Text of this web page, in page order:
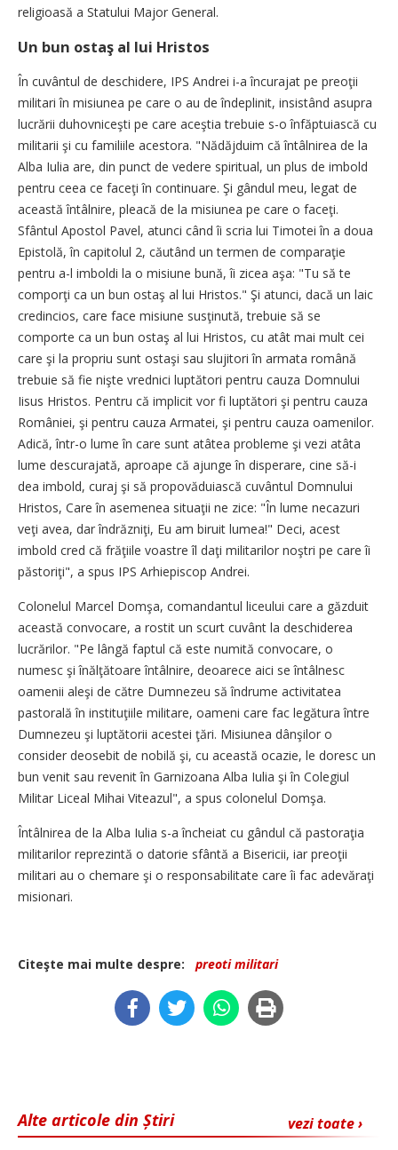
religioasă a Statului Major General.
Un bun ostaş al lui Hristos
În cuvântul de deschidere, IPS Andrei i-a încurajat pe preoţii
militari în misiunea pe care o au de îndeplinit, insistând asupra
lucrării duhovniceşti pe care aceştia trebuie s-o înfăptuiască cu
militarii şi cu familiile acestora. "Nădăjduim că întâlnirea de la
Alba Iulia are, din punct de vedere spiritual, un plus de imbold
pentru ceea ce faceţi în continuare. Şi gândul meu, legat de
această întâlnire, pleacă de la misiunea pe care o faceţi.
Sfântul Apostol Pavel, atunci când îi scria lui Timotei în a doua
Epistolă, în capitolul 2, căutând un termen de comparaţie
pentru a-l imboldi la o misiune bună, îi zicea aşa: "Tu să te
comporţi ca un bun ostaş al lui Hristos." Şi atunci, dacă un laic
credincios, care face misiune susţinută, trebuie să se
comporte ca un bun ostaş al lui Hristos, cu atât mai mult cei
care şi la propriu sunt ostaşi sau slujitori în armata română
trebuie să fie nişte vrednici luptători pentru cauza Domnului
Iisus Hristos. Pentru că implicit vor fi luptători şi pentru cauza
României, şi pentru cauza Armatei, şi pentru cauza oamenilor.
Adică, într-o lume în care sunt atâtea probleme şi vezi atâta
lume descurajată, aproape că ajunge în disperare, cine să-i
dea imbold, curaj şi să propovăduiască cuvântul Domnului
Hristos, Care în asemenea situaţii ne zice: "În lume necazuri
veţi avea, dar îndrăzniţi, Eu am biruit lumea!" Deci, acest
imbold cred că frăţiile voastre îl daţi militarilor noştri pe care îi
păstoriţi", a spus IPS Arhiepiscop Andrei.
Colonelul Marcel Domşa, comandantul liceului care a găzduit
această convocare, a rostit un scurt cuvânt la deschiderea
lucrărilor. "Pe lângă faptul că este numită convocare, o
numesc şi înălţătoare întâlnire, deoarece aici se întâlnesc
oamenii aleşi de către Dumnezeu să îndrume activitatea
pastorală în instituţiile militare, oameni care fac legătura între
Dumnezeu şi luptătorii acestei ţări. Misiunea dânşilor o
consider deosebit de nobilă şi, cu această ocazie, le doresc un
bun venit sau revenit în Garnizoana Alba Iulia şi în Colegiul
Militar Liceal Mihai Viteazul", a spus colonelul Domşa.
Întâlnirea de la Alba Iulia s-a încheiat cu gândul că pastoraţia
militarilor reprezintă o datorie sfântă a Bisericii, iar preoţii
militari au o chemare şi o responsabilitate care îi fac adevăraţi
misionari.
Citeşte mai multe despre: preoti militari
vezi toate ›
Alte articole din Știri